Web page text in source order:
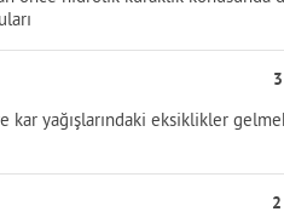
kar yağışlarındaki eksiklikler